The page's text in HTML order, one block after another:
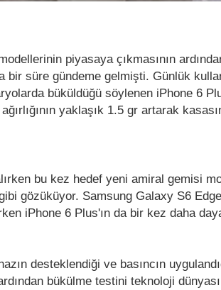
piyasaya çıkmasının
süre gündeme gelmişti. Günlük
büküldüğü söylenen iPhone 6
yaklaşık 1.5 gr artarak
bu kez hedef yeni amiral gemisi
gözüküyor. Samsung Galaxy S6
iPhone 6 Plus'ın da bir kez daha
desteklendiği ve basıncın
bükülme testini teknoloji